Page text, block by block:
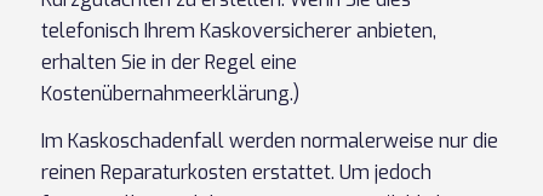
telefonisch Ihrem Kaskoversicherer anbieten,
erhalten Sie in der Regel eine
Kostenübernahmeerklärung.)
Im Kaskoschadenfall werden normalerweise nur die
reinen Reparaturkosten erstattet. Um jedoch